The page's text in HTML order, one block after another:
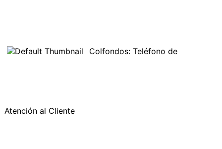
Colfondos: Teléfono de
Atención al Cliente